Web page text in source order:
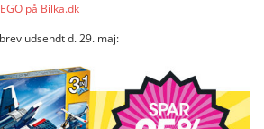
på Bilka.dk
udsendt d. 29. maj: